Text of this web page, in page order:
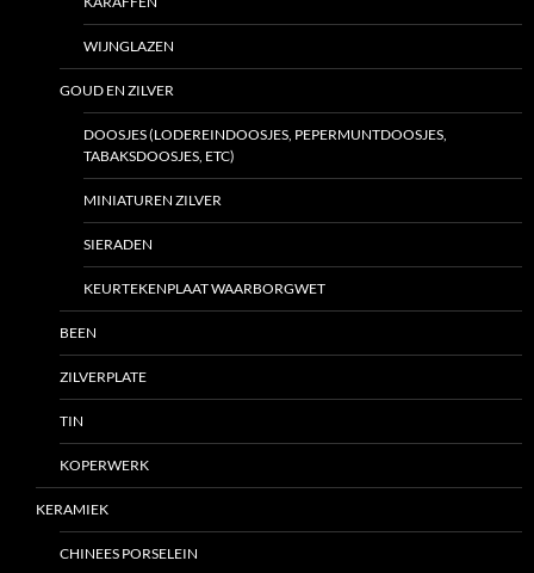
WIJNGLAZEN
GOUD EN ZILVER
DOOSJES (LODEREINDOOSJES, PEPERMUNTDOOSJES,
TABAKSDOOSJES, ETC)
MINIATUREN ZILVER
SIERADEN
KEURTEKENPLAAT WAARBORGWET
BEEN
ZILVERPLATE
TIN
KOPERWERK
KERAMIEK
CHINEES PORSELEIN